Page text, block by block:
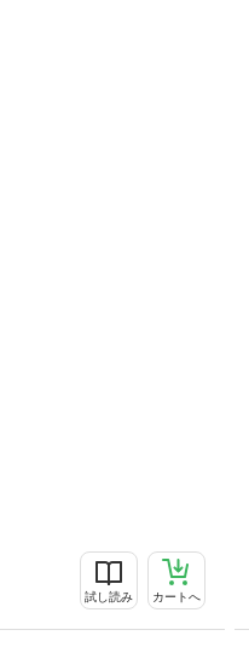
試し読み カートへ